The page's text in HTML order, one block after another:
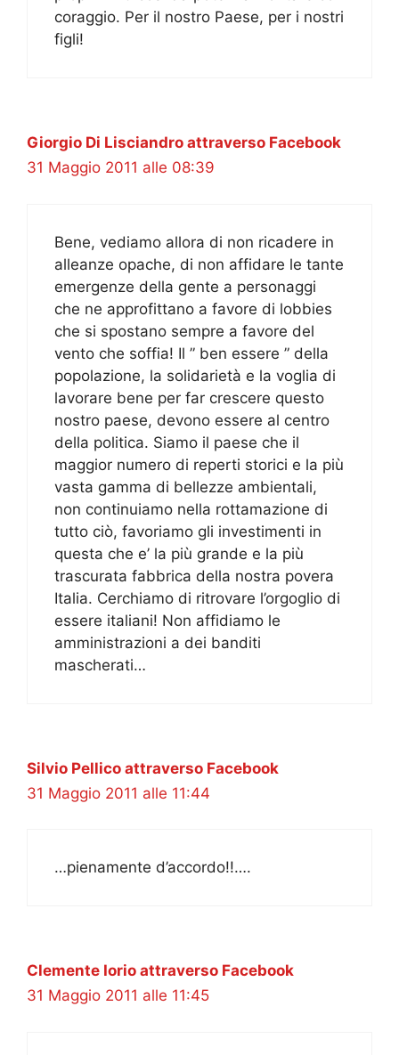
coraggio. Per il nostro Paese, per i nostri
figli!
Giorgio Di Lisciandro attraverso Facebook
31 Maggio 2011 alle 08:39
Bene, vediamo allora di non ricadere in
alleanze opache, di non affidare le tante
emergenze della gente a personaggi
che ne approfittano a favore di lobbies
che si spostano sempre a favore del
vento che soffia! Il ” ben essere ” della
popolazione, la solidarietà e la voglia di
lavorare bene per far crescere questo
nostro paese, devono essere al centro
della politica. Siamo il paese che il
maggior numero di reperti storici e la più
vasta gamma di bellezze ambientali,
non continuiamo nella rottamazione di
tutto ciò, favoriamo gli investimenti in
questa che e’ la più grande e la più
trascurata fabbrica della nostra povera
Italia. Cerchiamo di ritrovare l’orgoglio di
essere italiani! Non affidiamo le
amministrazioni a dei banditi
mascherati…
Silvio Pellico attraverso Facebook
31 Maggio 2011 alle 11:44
…pienamente d’accordo!!….
Clemente Iorio attraverso Facebook
31 Maggio 2011 alle 11:45